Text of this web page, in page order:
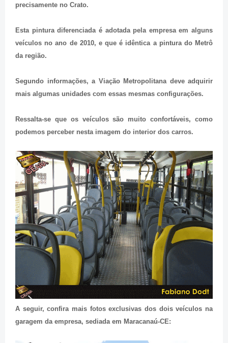
precisamente no Crato.
Esta pintura diferenciada é adotada pela empresa em alguns
veículos no ano de 2010, e que é idêntica a pintura do Metrô
da região.
Segundo informações, a Viação Metropolitana deve adquirir
mais algumas unidades com essas mesmas configurações.
Ressalta-se que os veículos são muito confortáveis, como
podemos perceber nesta imagem do interior dos carros.
A seguir, confira mais fotos exclusivas dos dois veículos na
garagem da empresa, sediada em Maracanaú-CE: